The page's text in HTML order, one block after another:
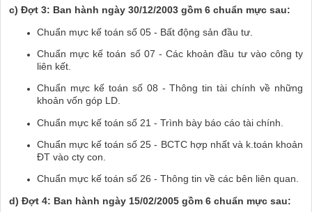
c) Đợt 3: Ban hành ngày 30/12/2003 gồm 6 chuẩn mực sau:
Chuẩn mực kế toán số 05 - Bất động sản đầu tư.
Chuẩn mực kế toán số 07 - Các khoản đầu tư vào công ty
liên kết.
Chuẩn mực kế toán số 08 - Thông tin tài chính về những
khoản vốn góp LD.
Chuẩn mực kế toán số 21 - Trình bày báo cáo tài chính.
Chuẩn mực kế toán số 25 - BCTC hợp nhất và k.toán khoản
ĐT vào cty con.
Chuẩn mực kế toán số 26 - Thông tin về các bên liên quan.
d) Đợt 4: Ban hành ngày 15/02/2005 gồm 6 chuẩn mực sau: